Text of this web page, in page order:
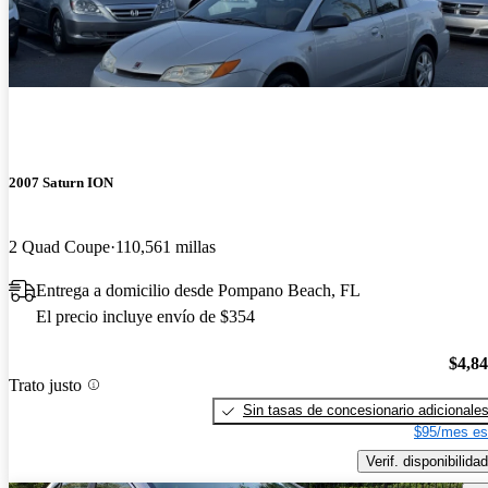
2007 Saturn ION
2 Quad Coupe 110,561 millas
Entrega a domicilio desde Pompano Beach, FL
El precio incluye envío de $354
Trato justo
Sin tasas de concesionario adicionales
$95/mes
Verif. disponibilidad